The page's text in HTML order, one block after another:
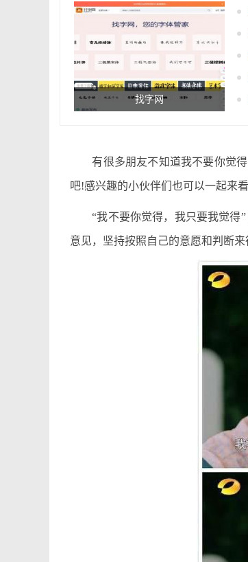
找字网
有很多朋友不知道我不要你觉得
吧!感兴趣的小伙伴们也可以一起来
“我不要你觉得，我只要我觉得”
意见，坚持按照自己的意愿和判断来